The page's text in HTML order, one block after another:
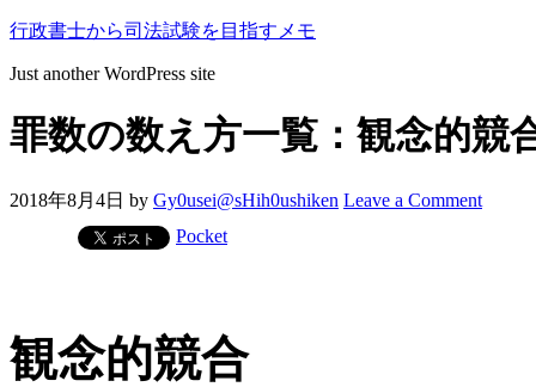
行政書士から司法試験を目指すメモ
Just another WordPress site
罪数の数え方一覧：観念的競
2018年8月4日 by Gy0usei@sHih0ushiken Leave a Comment
Pocket
観念的競合